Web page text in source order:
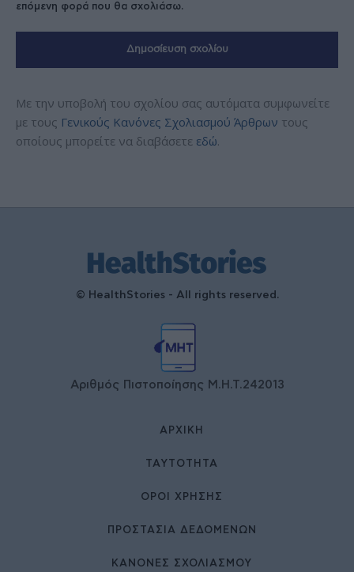
επόμενη φορά που θα σχολιάσω.
Με την υποβολή του σχολίου σας αυτόματα συμφωνείτε
με τους Γενικούς Κανόνες Σχολιασμού Άρθρων τους
οποίους μπορείτε να διαβάσετε εδώ.
© HealthStories - All rights reserved.
Αριθμός Πιστοποίησης Μ.Η.Τ.242013
ΑΡΧΙΚΉ
ΤΑΥΤΌΤΗΤΑ
ΌΡΟΙ ΧΡΉΣΗΣ
ΠΡΟΣΤΑΣΙΑ ΔΕΔΟΜΕΝΩΝ
ΚΑΝΟΝΕΣ ΣΧΟΛΙΑΣΜΟΥ